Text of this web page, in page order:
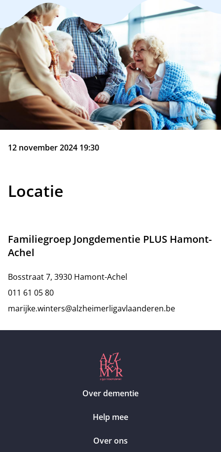
12 november 2024 19:30
Locatie
Familiegroep Jongdementie PLUS Hamont-
Achel
Bosstraat 7, 3930 Hamont-Achel
011 61 05 80
marijke.winters@alzheimerligavlaanderen.be
Over dementie
Help mee
Over ons